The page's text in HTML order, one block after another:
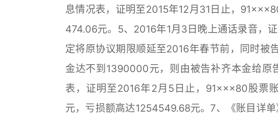
息情况表，证明至2015年12月31日止，
474.06元。5、2016年1月3日晚上通话录音，
定将原协议期限顺延至2016年春节前，同时被
金达不到1390000元，则由被告补齐本金给原
表，证明至2016年2月5日止，91×××80股票
元，亏损额高达1254549.68元。7、《账目详